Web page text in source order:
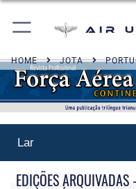
Air
HOME JOTA
Lar
EDIÇÕES